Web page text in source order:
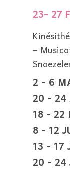
23- 27
–
2 - 6
20 -
18 -
8 - 12
13 - 17
20 - 24